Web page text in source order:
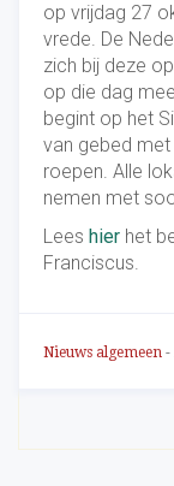
op vrijdag 27
vrede. De
zich bij deze
op die dag
begint op het
van gebed
roepen. Alle
nemen met
Lees hier het
Franciscus.
Nieuws algemeen -